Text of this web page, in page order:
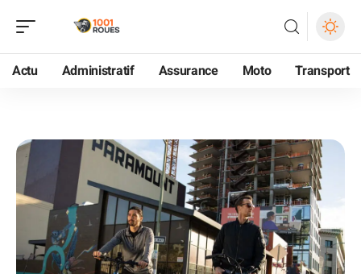
Actu Administratif Assurance Moto Transport